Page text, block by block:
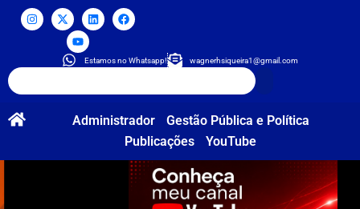
Estamos no Whatsapp! wagnerhsiqueira1@gmail.com
Administrador
Gestão Pública e Política
Publicações
YouTube